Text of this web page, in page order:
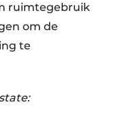
ruimtegebruik
om de
te